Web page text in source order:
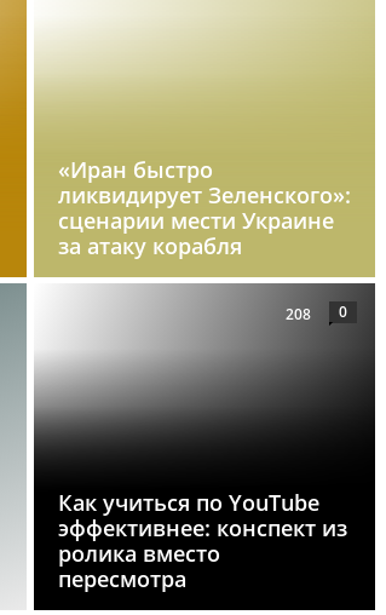
«Иран быстро
ликвидирует Зеленского»:
сценарии мести Украине
за атаку корабля
Как учиться по YouTube
эффективнее: конспект из
ролика вместо
пересмотра
208 0